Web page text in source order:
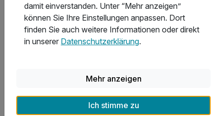
In welchen Hotels in Montafon gibt es das beste
Sport- und Freizeitangebot?
Welche Hotels in Montafon bieten die besten Freizeit-
damit einverstanden. Unter “Mehr anzeigen”
können Sie Ihre Einstellungen anpassen. Dort
finden Sie auch weitere Informationen oder direkt
in unserer Datenschutzerklärung.
Mehr anzeigen
Ich stimme zu